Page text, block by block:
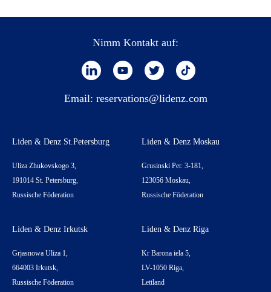
Nimm Kontakt auf:
Email: reservations@lidenz.com
Liden & Denz St.Petersburg
Uliza Zhukovskogo 3,
191014 St. Petersburg,
Russische Föderation
Liden & Denz Moskau
Grusinski Per. 3-181,
123056 Moskau,
Russische Föderation
Liden & Denz Irkutsk
Grjasnowa Uliza 1,
664003 Irkutsk,
Russische Föderation
Liden & Denz Riga
Kr Barona iela 5,
LV-1050 Riga,
Lettland